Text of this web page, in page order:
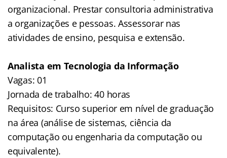
organizacional. Prestar consultoria administrativa
a organizações e pessoas. Assessorar nas
atividades de ensino, pesquisa e extensão.
Analista em Tecnologia da Informação
Vagas: 01
Jornada de trabalho: 40 horas
Requisitos: Curso superior em nível de graduação
na área (análise de sistemas, ciência da
computação ou engenharia da computação ou
equivalente).